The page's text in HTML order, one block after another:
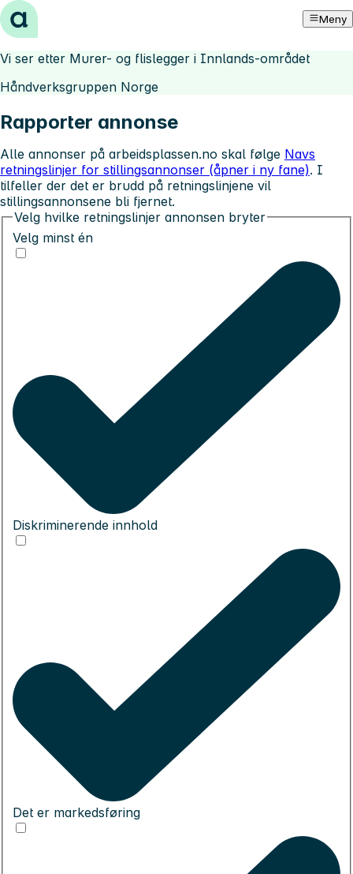
Hopp til innhold Meny
Vi ser etter Murer- og flislegger i Innlands-området
Håndverksgruppen Norge
Rapporter annonse
Alle annonser på arbeidsplassen.no skal følge Navs
retningslinjer for stillingsannonser (åpner i ny fane). I
tilfeller der det er brudd på retningslinjene vil
stillingsannonsene bli fjernet.
Velg hvilke retningslinjer annonsen bryter
Velg minst én
Diskriminerende innhold
Det er markedsføring